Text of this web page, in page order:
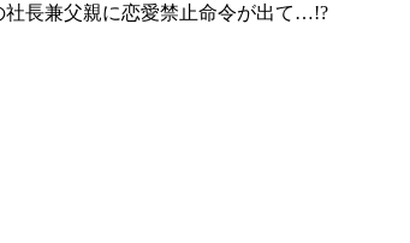
長兼父親に恋愛禁止命令が出て…!?